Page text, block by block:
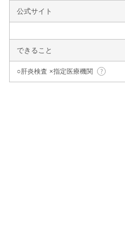
公式サイト
できること
○肝炎検査 ×指定医療機関